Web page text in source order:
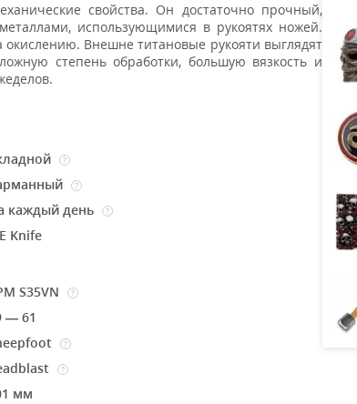
свойства. Он достаточно прочный,
использующимися в рукоятях ножей.
Внешне титановые рукояти выглядят
степень обработки, большую вязкость и
?
?
каждый день ?
Knife
S35VN ?
— 61
?
?
мм